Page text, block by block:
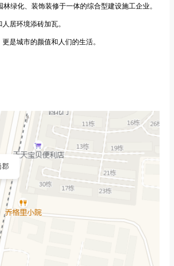
绿化、装饰装修于一体的综合型建设施工企业。
居环境添砖加瓦。
是城市的颜值和人们的生活。
郡